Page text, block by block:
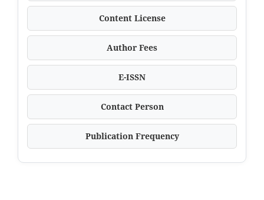
Content License
Author Fees
E-ISSN
Contact Person
Publication Frequency